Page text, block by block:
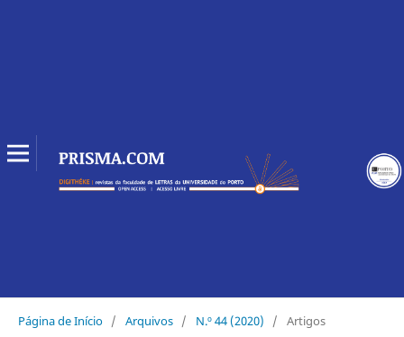
Página de Início / Arquivos / N.º 44 (2020) / Artigos